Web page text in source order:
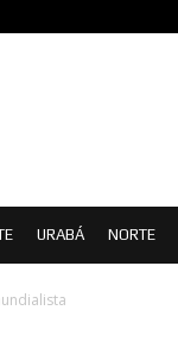
URABÁ NORTE